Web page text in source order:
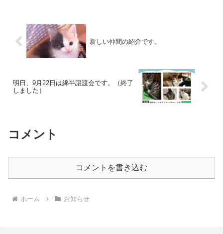
新しい仲間の紹介です。
明日、9月22日は綿半譲渡会です。（終了
しました）
コメント
コメントを書き込む
ホーム お知らせ